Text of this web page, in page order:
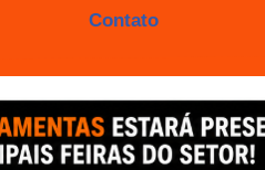
Contato